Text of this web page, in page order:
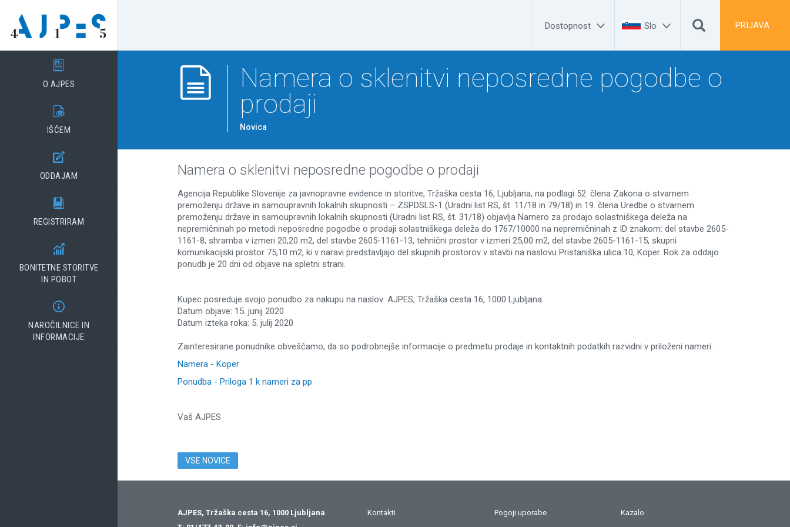

O AJPES

IŠČEM

ODDAJAM

REGISTRIRAM

BONITETNE STORITVE
IN POBOT

NAROČILNICE IN
INFORMACIJE
PRIJAVA
Slo 
Dostopnost 

Namera o sklenitvi neposredne pogodbe o
prodaji
Novica
Namera o sklenitvi neposredne pogodbe o prodaji
Agencija Republike Slovenije za javnopravne evidence in storitve, Tržaška cesta 16, Ljubljana, na podlagi 52. člena Zakona o stvarnem
premoženju države in samoupravnih lokalnih skupnosti – ZSPDSLS-1 (Uradni list RS, št. 11/18 in 79/18) in 19. člena Uredbe o stvarnem
premoženju države in samoupravnih lokalnih skupnosti (Uradni list RS, št. 31/18) objavlja Namero za prodajo solastniškega deleža na
nepremičninah po metodi neposredne pogodbe o prodaji solastniškega deleža do 1767/10000 na nepremičninah z ID znakom: del stavbe 2605-
1161-8, shramba v izmeri 20,20 m2, del stavbe 2605-1161-13, tehnični prostor v izmeri 25,00 m2, del stavbe 2605-1161-15, skupni
komunikacijski prostor 75,10 m2, ki v naravi predstavljajo del skupnih prostorov v stavbi na naslovu Pristaniška ulica 10, Koper. Rok za oddajo
ponudb je 20 dni od objave na spletni strani.
Kupec posreduje svojo ponudbo za nakupu na naslov: AJPES, Tržaška cesta 16, 1000 Ljubljana.
Datum objave: 15. junij 2020
Datum izteka roka: 5. julij 2020
Zainteresirane ponudnike obveščamo, da so podrobnejše informacije o predmetu prodaje in kontaktnih podatkih razvidni v priloženi nameri.
Namera - Koper
Ponudba - Priloga 1 k nameri za pp
Vaš AJPES
VSE NOVICE
AJPES, Tržaška cesta 16, 1000 Ljubljana
Kontakti
Pogoji uporabe
Kazalo